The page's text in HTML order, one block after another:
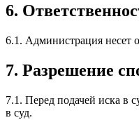
6.
6.1. Администрация несет
7. Разрешение
7.1. Перед подачей иска в
в суд.